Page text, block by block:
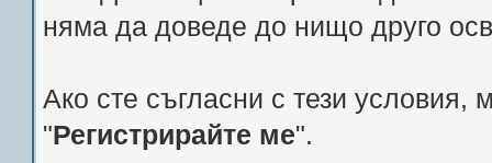
няма да доведе до нищо друго
Ако сте съгласни с тези условия,
"Регистрирайте ме".